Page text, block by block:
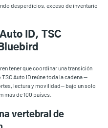
desperdicios, exceso de inventario
ID, TSC
tener que coordinar una transición
Auto ID reúne toda la cadena —
lectura y movilidad— bajo un solo
más de 100 países.
vertebral de